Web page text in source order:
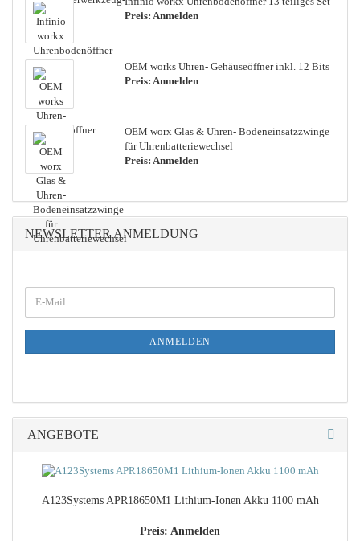
Preis: Anmelden
OEM works Uhren-​ Ge­häu­se­öff­ner inkl. 12 Bits
Preis: Anmelden
OEM worx Glas & Uhren-​ Bo­den­ein­satz­zwin­ge
für Uh­ren­bat­te­rie­wech­sel
Preis: Anmelden
NEWSLETTER ANMELDUNG
ZUR
E-
Mail
ANMELDEN
ANGEBOTE
A123Systems APR18650M1 Lithium-​Ionen Akku 1100 mAh
Preis: Anmelden